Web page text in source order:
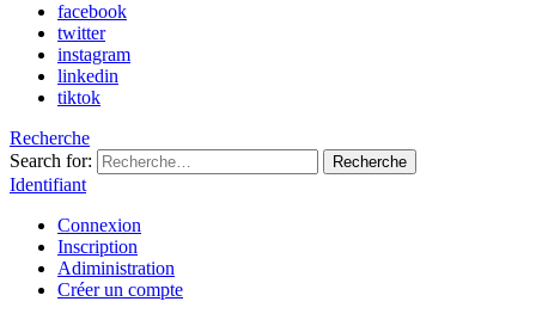
facebook
twitter
instagram
linkedin
tiktok
Recherche
Search for:
Recherche
Identifiant
Connexion
Inscription
Adiministration
Créer un compte